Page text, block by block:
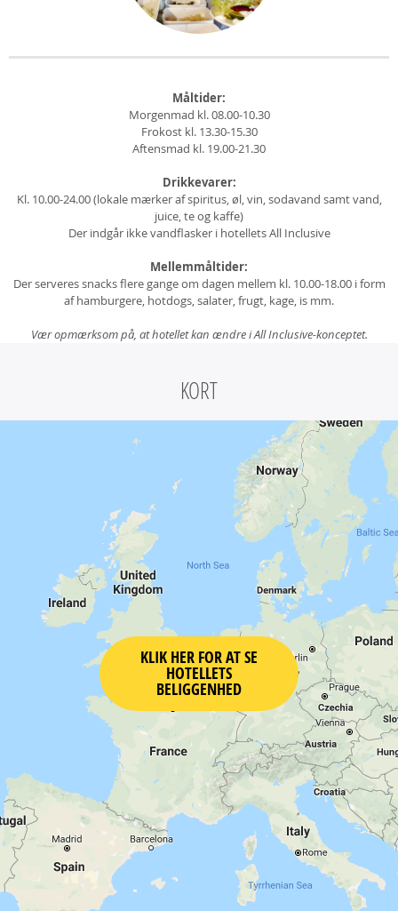
Måltider:
Morgenmad kl. 08.00-10.30
Frokost kl. 13.30-15.30
Aftensmad kl. 19.00-21.30
Drikkevarer:
Kl. 10.00-24.00 (lokale mærker af spiritus, øl, vin, sodavand samt vand,
juice, te og kaffe)
Der indgår ikke vandflasker i hotellets All Inclusive
Mellemmåltider:
Der serveres snacks flere gange om dagen mellem kl. 10.00-18.00 i form
af hamburgere, hotdogs, salater, frugt, kage, is mm.
Vær opmærksom på, at hotellet kan ændre i All Inclusive-konceptet.
KORT
KLIK HER FOR AT SE
HOTELLETS
BELIGGENHED